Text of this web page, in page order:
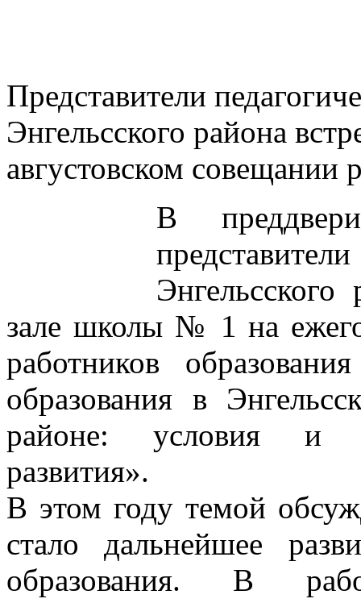
Представители
Энгельсского района
августовском совещании
В
зале школы № 1 на
работников
образования в
районе: условия и
развития».
В этом году темой
стало дальнейшее
образования. В